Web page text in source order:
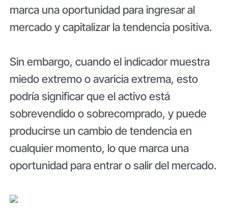
marca una oportunidad para ingresar al
mercado y capitalizar la tendencia positiva.
Sin embargo, cuando el indicador muestra
miedo extremo o avaricia extrema, esto
podría significar que el activo está
sobrevendido o sobrecomprado, y puede
producirse un cambio de tendencia en
cualquier momento, lo que marca una
oportunidad para entrar o salir del mercado.